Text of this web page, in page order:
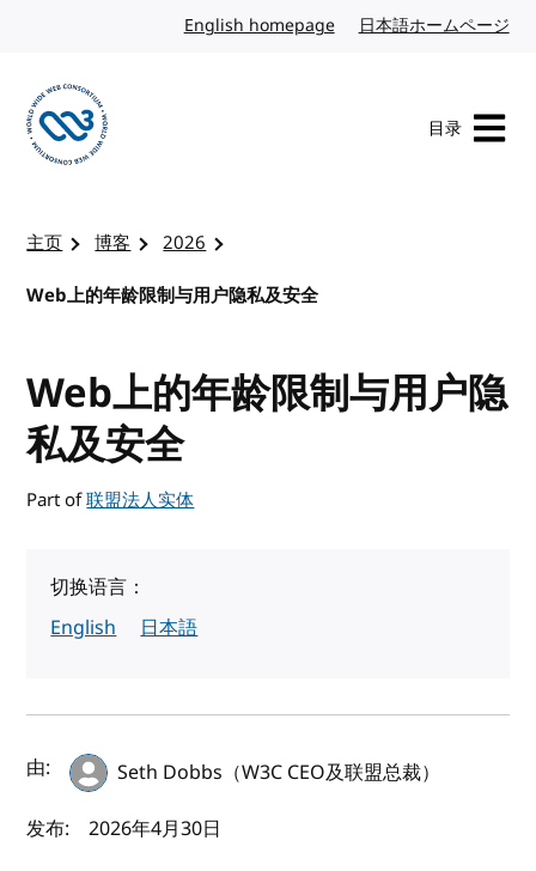
English homepage英文日本語ホームページ
目录
主页 博客
2026
Web上的年龄限制与用户隐私及安全
Web上的年龄限制与用户隐
私及安全
Part of联盟法人实体
切换语言：
English
日本語
作者及发布日期
由:
Seth Dobbs（W3C CEO及联盟总裁）
发布:
2026年4月30日